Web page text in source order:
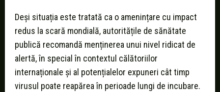
Deși situația este tratată ca o amenințare cu impact
redus la scară mondială, autoritățile de sănătate
publică recomandă menținerea unui nivel ridicat de
alertă, în special în contextul călătoriilor
internaționale și al potențialelor expuneri cât timp
virusul poate reapărea în perioade lungi de incubare.